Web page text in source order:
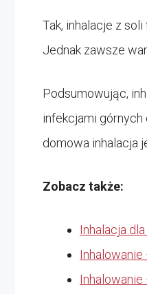
Tak, inhalacje z
Jednak zawsze
Podsumowując,
infekcjami
domowa inhalacja
Zobacz także:
Inhalacja